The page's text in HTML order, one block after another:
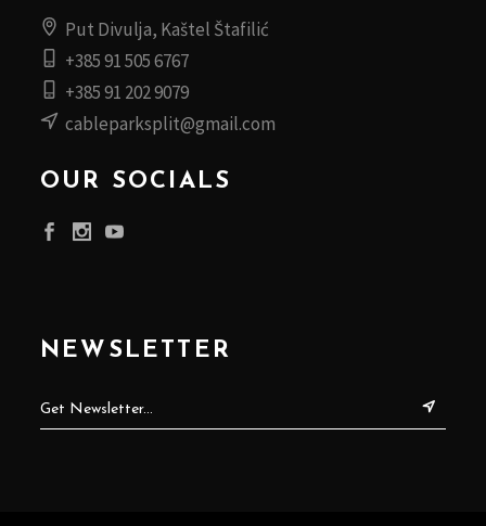
Put Divulja, Kaštel Štafilić
+385 91 505 6767
+385 91 202 9079
cableparksplit@gmail.com
OUR SOCIALS
NEWSLETTER